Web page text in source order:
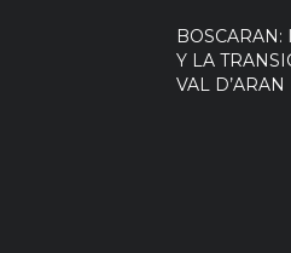
BOSCARAN:
Y LA
VAL D’ARAN